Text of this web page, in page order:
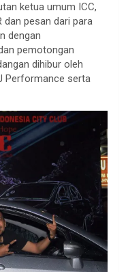
ketua umum ICC,
dan pesan dari para
dengan
pemotongan
dihibur oleh
Performance serta